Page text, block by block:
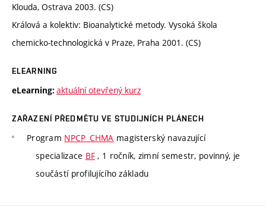
Klouda, Ostrava 2003. (CS)
Králová a kolektiv: Bioanalytické metody. Vysoká škola
chemicko-technologická v Praze, Praha 2001. (CS)
ELEARNING
eLearning: aktuální otevřený kurz
ZAŘAZENÍ PŘEDMĚTU VE STUDIJNÍCH PLÁNECH
Program NPCP_CHMA magisterský navazující
specializace BF , 1 ročník, zimní semestr, povinný, je
součástí profilujícího základu